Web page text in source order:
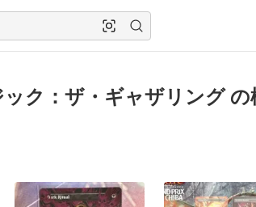
ク：ザ・ギャザリング の